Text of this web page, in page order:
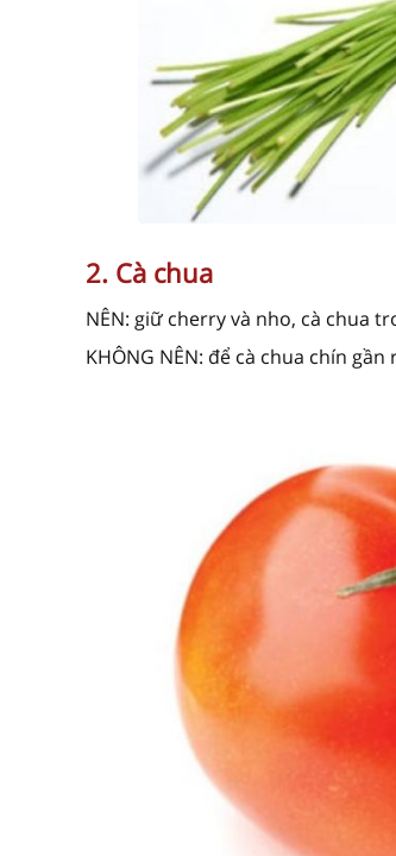
2. Cà chua
NÊN: giữ cherry và nho, cà chua
KHÔNG NÊN: để cà chua chín gần